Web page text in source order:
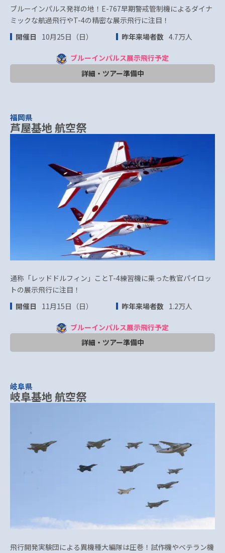
ブルーインパルス発祥の地！E-767早期警戒管制機によるダイナ
ミックな航過飛行やT-4の精密な展示飛行に注目！
開催日
10月25日（日） 昨年来場者数 4.7万人
ブルーインパルス展示飛行予定
詳細・ツアー準備中
福岡県
芦屋基地 航空祭
通称「レッドドルフィン」ことT-4練習機に乗った教官パイロッ
トの展示飛行に注目！
開催日
11月15日（日） 昨年来場者数 1.2万人
ブルーインパルス展示飛行予定
詳細・ツアー準備中
岐阜県
岐阜基地 航空祭
飛行開発実験団による異機種大編隊は圧巻！試作機やベテラン機